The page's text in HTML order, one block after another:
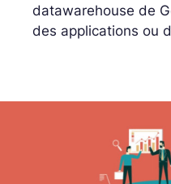
datawarehouse de
des applications ou